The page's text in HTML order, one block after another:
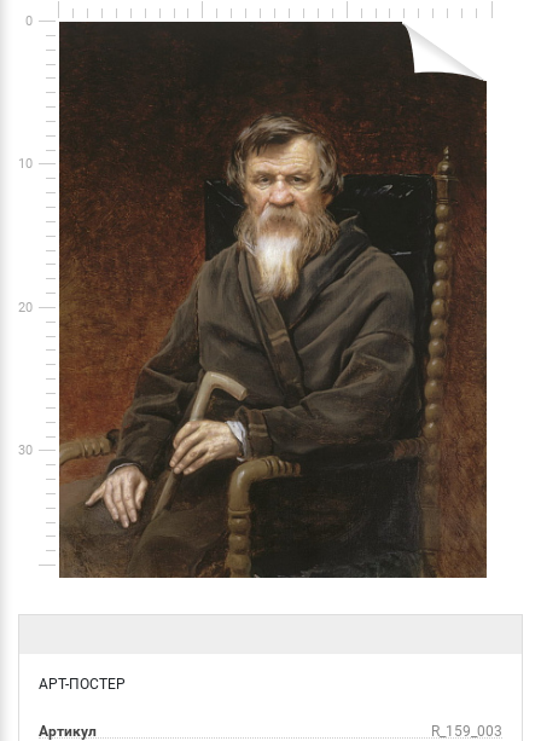
0
10
20
30
АРТ-ПОСТЕР
Артикул
R_159_003